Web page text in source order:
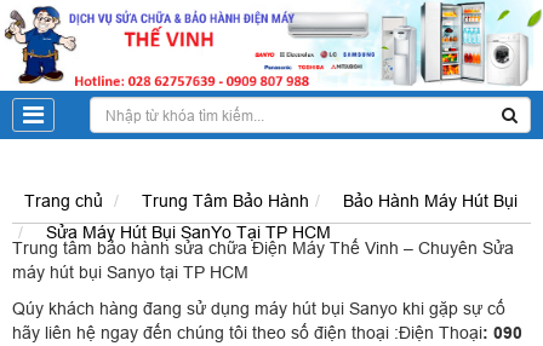
Trang chủ Trung Tâm Bảo Hành
Bảo Hành Máy Hút Bụi
Sửa Máy Hút Bụi SanYo Tại TP HCM
Trung tâm bảo hành sửa chữa Điện Máy Thế Vinh – Chuyên Sửa
máy hút bụi Sanyo tại TP HCM
Qúy khách hàng đang sử dụng máy hút bụi Sanyo khi gặp sự cố
hãy liên hệ ngay đến chúng tôi theo số điện thoại :Điện Thoại: 090